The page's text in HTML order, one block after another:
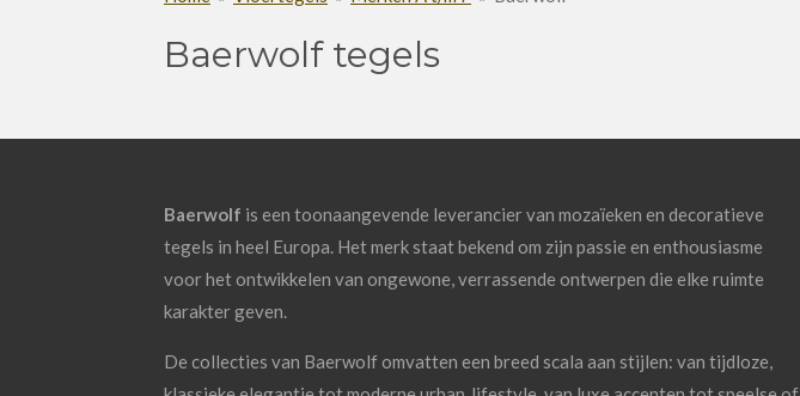
Baerwolf tegels
Baerwolf is een toonaangevende leverancier van mozaïeken en decoratieve
tegels in heel Europa. Het merk staat bekend om zijn passie en enthousiasme
voor het ontwikkelen van ongewone, verrassende ontwerpen die elke ruimte
karakter geven.
De collecties van Baerwolf omvatten een breed scala aan stijlen: van tijdloze,